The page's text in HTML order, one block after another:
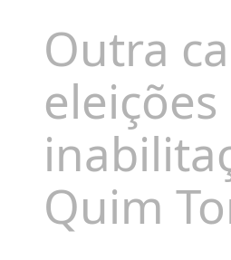
Outra
Quim